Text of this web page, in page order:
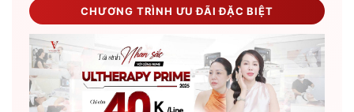
CHƯƠNG TRÌNH ƯU ĐÃI ĐẶC BIỆT